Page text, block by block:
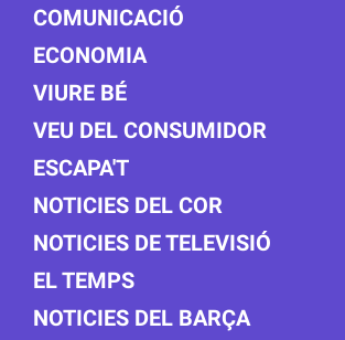
COMUNICACIÓ
ECONOMIA
VIURE BÉ
VEU DEL CONSUMIDOR
ESCAPA'T
NOTICIES DEL COR
NOTICIES DE TELEVISIÓ
EL TEMPS
NOTICIES DEL BARÇA